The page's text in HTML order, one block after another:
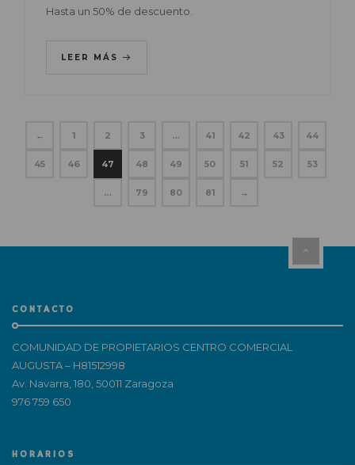
Hasta un 50% de descuento.
LEER MÁS
← 1 2 3 … 41 42 43 44
45 46 47 48 49 50 51 52 53
… 79 80 81 →
CONTACTO
COMUNIDAD DE PROPIETARIOS CENTRO COMERCIAL
AUGUSTA – H81512998
Av. Navarra, 180, 50011 Zaragoza
976 759 650
HORARIOS